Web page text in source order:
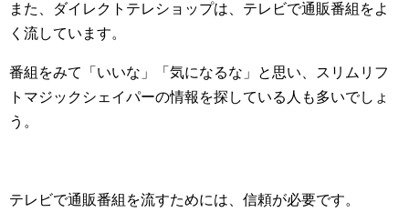
また、ダイレクトテレショップは、テレビで通販番組をよ
く流しています。
番組をみて「いいな」「気になるな」と思い、スリムリフ
トマジックシェイパーの情報を探している人も多いでしょ
う。
テレビで通販番組を流すためには、信頼が必要です。